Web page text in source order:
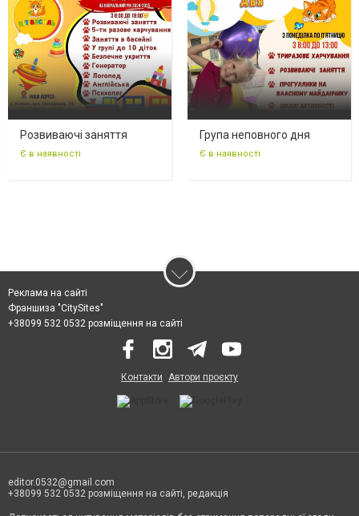
Розвиваючі заняття
Є в наявності
Група неповного дня
Є в наявності
Реклама на сайті
Франшиза "CitySites"
+38099 532 0532 розміщення на сайті
Контакти Автори проєкту
editor.0532@gmail.com
+38099 532 0532 розміщення на сайті, редакція